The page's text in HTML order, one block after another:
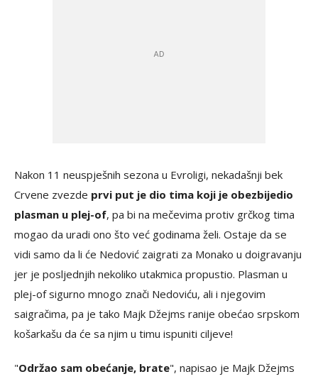
Nakon 11 neuspješnih sezona u Evroligi, nekadašnji bek
Crvene zvezde prvi put je dio tima koji je obezbijedio
plasman u plej-of, pa bi na mečevima protiv grčkog tima
mogao da uradi ono što već godinama želi. Ostaje da se
vidi samo da li će Nedović zaigrati za Monako u doigravanju
jer je posljednjih nekoliko utakmica propustio. Plasman u
plej-of sigurno mnogo znači Nedoviću, ali i njegovim
saigračima, pa je tako Majk Džejms ranije obećao srpskom
košarkašu da će sa njim u timu ispuniti ciljeve!
"Održao sam obećanje, brate", napisao je Majk Džejms